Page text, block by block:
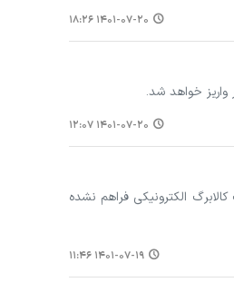
۱۴۰۱-۰۷-۲۰ ۱۸:۲۶
۱۴۰۱-۰۷-۲۰ ۱۲:۰۷
الکترونیکی فراهم نشده
۱۴۰۱-۰۷-۱۹ ۱۱:۴۶